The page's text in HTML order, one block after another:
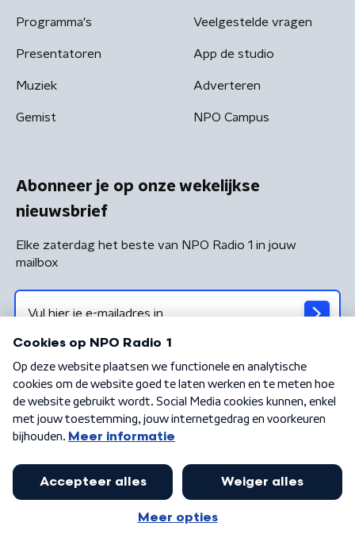
Programma's
Presentatoren
Muziek
Gemist
Veelgestelde vragen
App de studio
Adverteren
NPO Campus
Abonneer je op onze wekelijkse
nieuwsbrief
Elke zaterdag het beste van NPO Radio 1 in jouw
mailbox
Algemene voorwaarden